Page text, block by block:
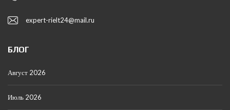
expert-rielt24@mail.ru
БЛОГ
Август 2026
Июль 2026